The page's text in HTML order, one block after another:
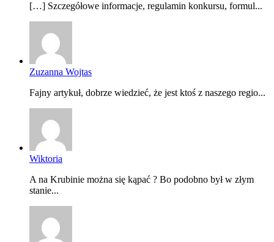
[…] Szczegółowe informacje, regulamin konkursu, formul...
Zuzanna Wojtas
Fajny artykuł, dobrze wiedzieć, że jest ktoś z naszego regio...
Wiktoria
A na Krubinie można się kąpać ? Bo podobno był w złym
stanie...